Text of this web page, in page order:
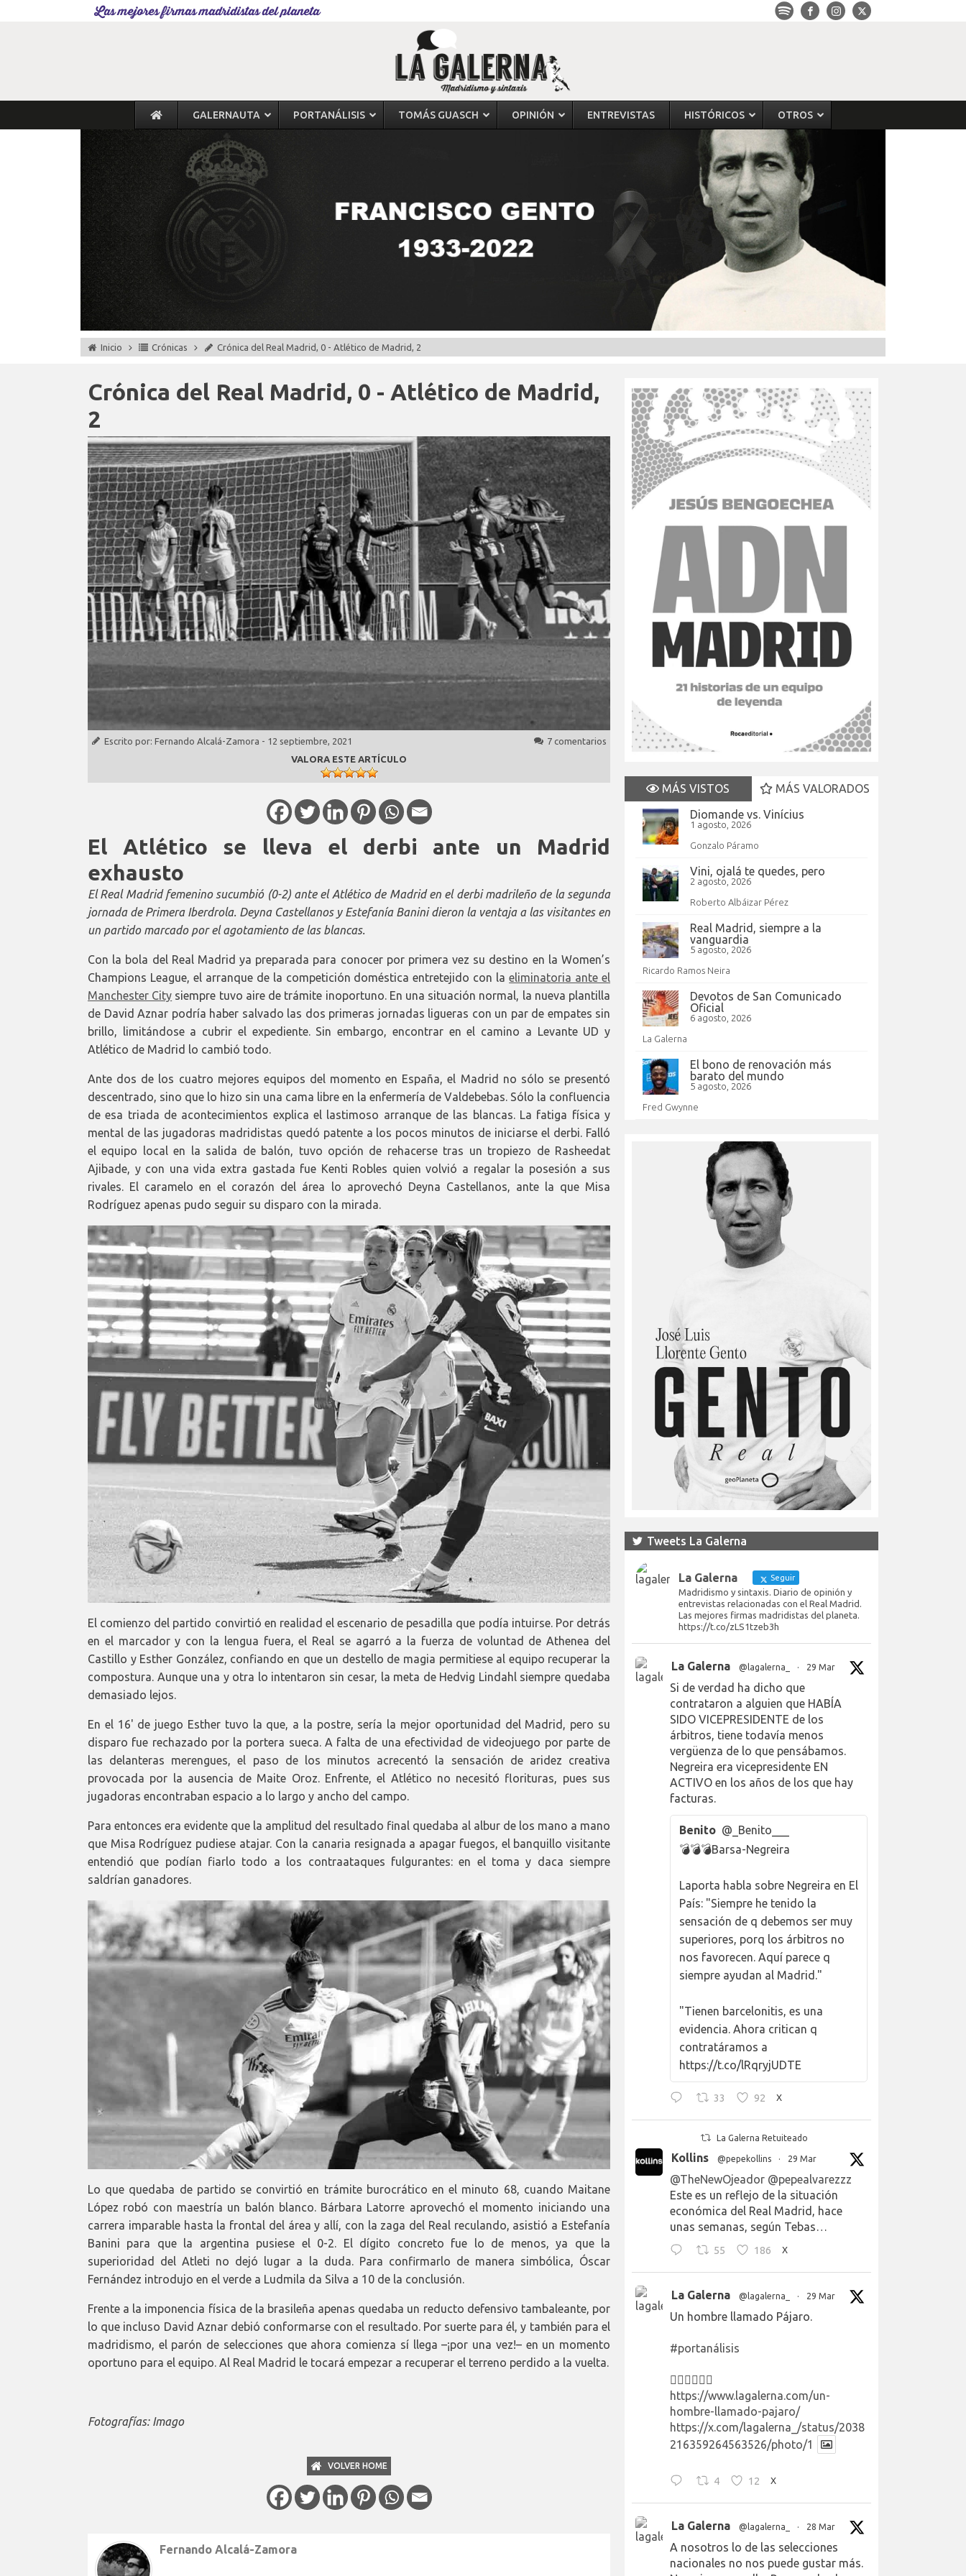
Las mejores firmas madridistas del planeta
GALERNAUTA PORTANÁLISIS TOMÁS GUASCH OPINIÓN ENTREVISTAS HISTÓRICOS OTROS
Inicio Crónicas Crónica del Real Madrid, 0 - Atlético de Madrid, 2
Crónica del Real Madrid, 0 - Atlético de Madrid,
2
Escrito por: Fernando Alcalá-Zamora - 12 septiembre, 2021
7 comentarios
VALORA ESTE ARTÍCULO
El Atlético se lleva el derbi ante un Madrid
exhausto
El Real Madrid femenino sucumbió (0-2) ante el Atlético de Madrid en el derbi madrileño de la segunda
jornada de Primera Iberdrola. Deyna Castellanos y Estefanía Banini dieron la ventaja a las visitantes en
un partido marcado por el agotamiento de las blancas.
Con la bola del Real Madrid ya preparada para conocer por primera vez su destino en la Women’s
Champions League, el arranque de la competición doméstica entretejido con laeliminatoria ante el
Manchester City siempre tuvo aire de trámite inoportuno. En una situación normal, la nueva plantilla
de David Aznar podría haber salvado las dos primeras jornadas ligueras con un par de empates sin
brillo, limitándose a cubrir el expediente. Sin embargo, encontrar en el camino a Levante UD y
Atlético de Madrid lo cambió todo.
Ante dos de los cuatro mejores equipos del momento en España, el Madrid no sólo se presentó
descentrado, sino que lo hizo sin una cama libre en la enfermería de Valdebebas. Sólo la confluencia
de esa triada de acontecimientos explica el lastimoso arranque de las blancas. La fatiga física y
mental de las jugadoras madridistas quedó patente a los pocos minutos de iniciarse el derbi. Falló
el equipo local en la salida de balón, tuvo opción de rehacerse tras un tropiezo de Rasheedat
Ajibade, y con una vida extra gastada fue Kenti Robles quien volvió a regalar la posesión a sus
rivales. El caramelo en el corazón del área lo aprovechó Deyna Castellanos, ante la que Misa
Rodríguez apenas pudo seguir su disparo con la mirada.
El comienzo del partido convirtió en realidad el escenario de pesadilla que podía intuirse. Por detrás
en el marcador y con la lengua fuera, el Real se agarró a la fuerza de voluntad de Athenea del
Castillo y Esther González, confiando en que un destello de magia permitiese al equipo recuperar la
compostura. Aunque una y otra lo intentaron sin cesar, la meta de Hedvig Lindahl siempre quedaba
demasiado lejos.
En el 16' de juego Esther tuvo la que, a la postre, sería la mejor oportunidad del Madrid, pero su
disparo fue rechazado por la portera sueca. A falta de una efectividad de videojuego por parte de
las delanteras merengues, el paso de los minutos acrecentó la sensación de aridez creativa
provocada por la ausencia de Maite Oroz. Enfrente, el Atlético no necesitó florituras, pues sus
jugadoras encontraban espacio a lo largo y ancho del campo.
Para entonces era evidente que la amplitud del resultado final quedaba al albur de los mano a mano
que Misa Rodríguez pudiese atajar. Con la canaria resignada a apagar fuegos, el banquillo visitante
entendió que podían fiarlo todo a los contraataques fulgurantes: en el toma y daca siempre
saldrían ganadores.
Lo que quedaba de partido se convirtió en trámite burocrático en el minuto 68, cuando Maitane
López robó con maestría un balón blanco. Bárbara Latorre aprovechó el momento iniciando una
carrera imparable hasta la frontal del área y allí, con la zaga del Real reculando, asistió a Estefanía
Banini para que la argentina pusiese el 0-2. El dígito concreto fue lo de menos, ya que la
superioridad del Atleti no dejó lugar a la duda. Para confirmarlo de manera simbólica, Óscar
Fernández introdujo en el verde a Ludmila da Silva a 10 de la conclusión.
Frente a la imponencia física de la brasileña apenas quedaba un reducto defensivo tambaleante, por
lo que incluso David Aznar debió conformarse con el resultado. Por suerte para él, y también para el
madridismo, el parón de selecciones que ahora comienza sí llega –¡por una vez!– en un momento
oportuno para el equipo. Al Real Madrid le tocará empezar a recuperar el terreno perdido a la vuelta.
Fotografías: Imago
VOLVER HOME
Fernando Alcalá-Zamora
MÁS VISTOS
MÁS VALORADOS
Diomande vs. Vinícius
1 agosto, 2026
Gonzalo Páramo
Vini, ojalá te quedes, pero
2 agosto, 2026
Roberto Albáizar Pérez
Real Madrid, siempre a la
vanguardia
5 agosto, 2026
Ricardo Ramos Neira
Devotos de San Comunicado
Oficial
6 agosto, 2026
La Galerna
El bono de renovación más
barato del mundo
5 agosto, 2026
Fred Gwynne
Tweets La Galerna
La Galerna Seguir
Madridismo y sintaxis. Diario de opinión y
entrevistas relacionadas con el Real Madrid.
Las mejores firmas madridistas del planeta.
https://t.co/zLS1tzeb3h
La Galerna @lagalerna_ · 29 Mar
Si de verdad ha dicho que
contrataron a alguien que HABÍA
SIDO VICEPRESIDENTE de los
árbitros, tiene todavía menos
vergüenza de lo que pensábamos.
Negreira era vicepresidente EN
ACTIVO en los años de los que hay
facturas.
Benito @_Benito___
💣💣💣Barsa-Negreira
Laporta habla sobre Negreira en El
País: "Siempre he tenido la
sensación de q debemos ser muy
superiores, porq los árbitros no
nos favorecen. Aquí parece q
siempre ayudan al Madrid."
"Tienen barcelonitis, es una
evidencia. Ahora critican q
contratáramos a
https://t.co/lRqryjUDTE
33 92 X
La Galerna Retuiteado
Kollins @pepekollins · 29 Mar
@TheNewOjeador @pepealvarezzz
Este es un reflejo de la situación
económica del Real Madrid, hace
unas semanas, según Tebas…
55 186 X
La Galerna @lagalerna_ · 29 Mar
Un hombre llamado Pájaro.
#portanálisis
👉🏻👉🏻👉🏻
https://www.lagalerna.com/un-
hombre-llamado-pajaro/
https://x.com/lagalerna_/status/2038
216359264563526/photo/1
4 12 X
La Galerna @lagalerna_ · 28 Mar
A nosotros lo de las selecciones
nacionales no nos puede gustar más.